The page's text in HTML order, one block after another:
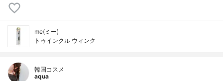
me(ミー)
トゥインクル ウィンク
韓国コスメ
aqua